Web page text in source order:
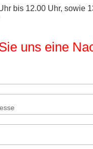
bis 12.00 Uhr, sowie
uns eine